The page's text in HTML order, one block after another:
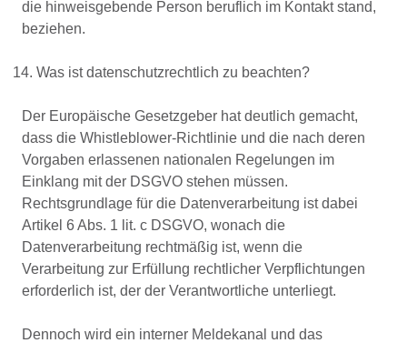
die hinweisgebende Person beruflich im Kontakt stand,
beziehen.
Was ist datenschutzrechtlich zu beachten?
Der Europäische Gesetzgeber hat deutlich gemacht,
dass die Whistleblower-Richtlinie und die nach deren
Vorgaben erlassenen nationalen Regelungen im
Einklang mit der DSGVO stehen müssen.
Rechtsgrundlage für die Datenverarbeitung ist dabei
Artikel 6 Abs. 1 lit. c DSGVO, wonach die
Datenverarbeitung rechtmäßig ist, wenn die
Verarbeitung zur Erfüllung rechtlicher Verpflichtungen
erforderlich ist, der der Verantwortliche unterliegt.
Dennoch wird ein interner Meldekanal und das